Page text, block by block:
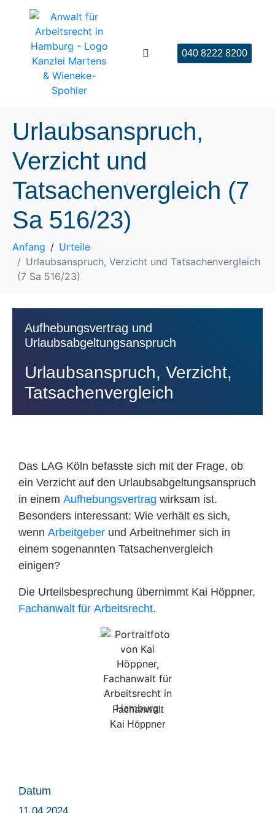
040 8222 8200
Urlaubsanspruch,
Verzicht und
Tatsachenvergleich (7
Sa 516/23)
Anfang
Urteile
Urlaubsanspruch, Verzicht und Tatsachenvergleich
(7 Sa 516/23)
Aufhebungsvertrag und
Urlaubsabgeltungsanspruch
Urlaubsanspruch, Verzicht,
Tatsachenvergleich
Das LAG Köln befasste sich mit der Frage, ob
ein Verzicht auf den Urlaubsabgeltungsanspruch
in einem Aufhebungsvertrag wirksam ist.
Besonders interessant: Wie verhält es sich,
wenn Arbeitgeber und Arbeitnehmer sich in
einem sogenannten Tatsachenvergleich
einigen?
Die Urteilsbesprechung übernimmt Kai Höppner,
Fachanwalt für Arbeitsrecht.
Fachanwalt
Kai Höppner
Datum